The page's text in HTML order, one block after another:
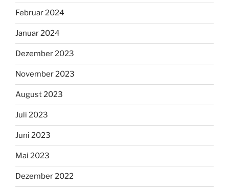
Februar 2024
Januar 2024
Dezember 2023
November 2023
August 2023
Juli 2023
Juni 2023
Mai 2023
Dezember 2022